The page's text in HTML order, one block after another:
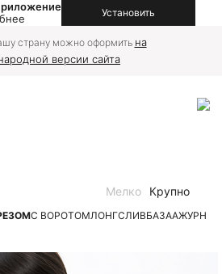
Установить
страну можно оформить на
версии сайта
С ВОРОТОМЛОНГСЛИВБАЗААЖУРНЫЕ
Мелко Крупно